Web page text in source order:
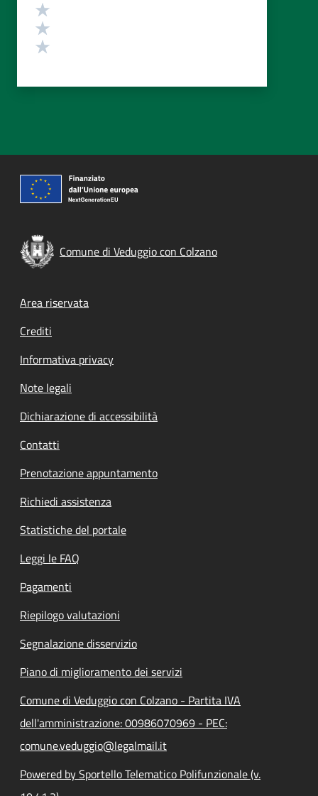
Comune di Veduggio con Colzano
Footer menu
Area riservata
Crediti
Informativa privacy
Note legali
Dichiarazione di accessibilità
Contatti
Prenotazione appuntamento
Richiedi assistenza
Statistiche del portale
Leggi le FAQ
Pagamenti
Riepilogo valutazioni
Segnalazione disservizio
Piano di miglioramento dei servizi
Comune di Veduggio con Colzano - Partita IVA
dell'amministrazione: 00986070969 - PEC:
comune.veduggio@legalmail.it
Powered by Sportello Telematico Polifunzionale (v.